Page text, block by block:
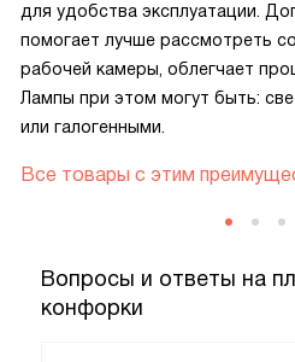
для удобства эксплуатации.
помогает лучше рассмотреть
рабочей камеры, облегчает
Лампы при этом могут быть:
или галогенными.
Все товары с этим
Вопросы и ответы на
конфорки